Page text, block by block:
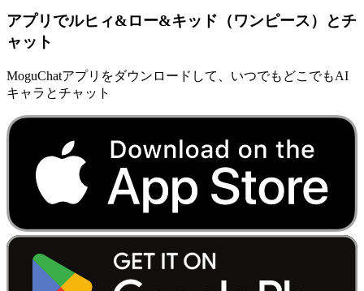
アプリでルヒィ&ロー&キッド（ワンピース）とチ
ャット
MoguChatアプリをダウンロードして、いつでもどこでもAI
キャラとチャット